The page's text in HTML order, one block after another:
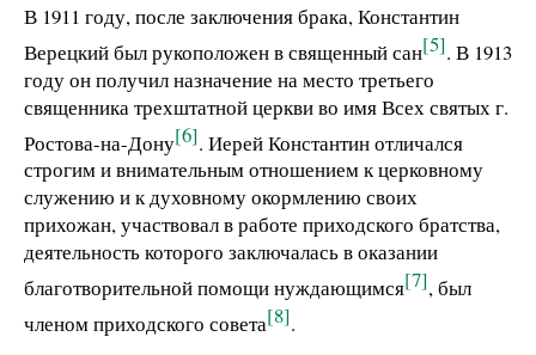
В 1911 году, после заключения брака, Константин
Верецкий был рукоположен в священный сан[5]. В 1913
году он получил назначение на место третьего
священника трехштатной церкви во имя Всех святых г.
Ростова-на-Дону[6]. Иерей Константин отличался
строгим и внимательным отношением к церковному
служению и к духовному окормлению своих
прихожан, участвовал в работе приходского братства,
деятельность которого заключалась в оказании
благотворительной помощи нуждающимся[7], был
членом приходского совета[8].